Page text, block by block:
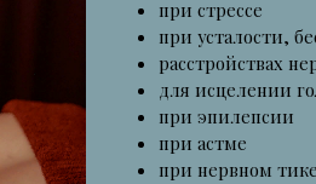
для исцелении головных болей
при эпилепсии
при астме
при нервном тике
при параличе лицевого нерва
Цена: 4 500 р. 45 минут